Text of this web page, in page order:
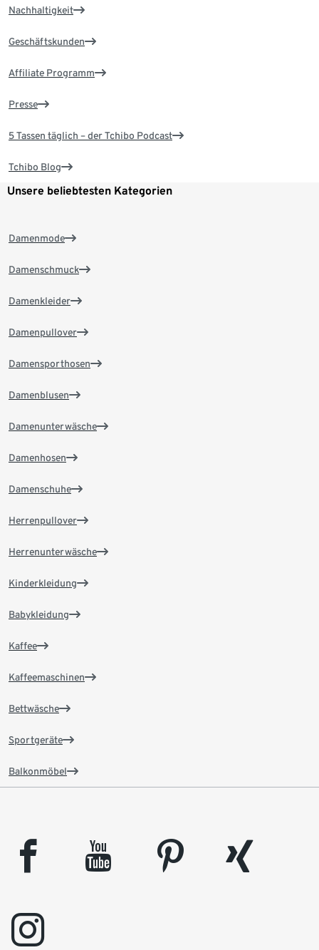
Nachhaltigkeit
Geschäftskunden
Affiliate Programm
Presse
5 Tassen täglich – der Tchibo Podcast
Tchibo Blog
Unsere beliebtesten Kategorien
Damenmode
Damenschmuck
Damenkleider
Damenpullover
Damensporthosen
Damenblusen
Damenunterwäsche
Damenhosen
Damenschuhe
Herrenpullover
Herrenunterwäsche
Kinderkleidung
Babykleidung
Kaffee
Kaffeemaschinen
Bettwäsche
Sportgeräte
Balkonmöbel
facebook youtube pinterest
xing
instagram